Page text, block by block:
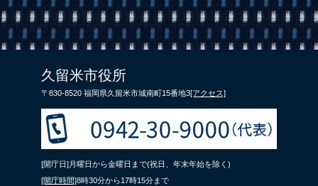
久留米市役所
〒830-8520 福岡県久留米市城南町15番地3[アクセス]
[開庁日]月曜日から金曜日まで(祝日、年末年始を除く)
[開庁時間]8時30分から17時15分まで